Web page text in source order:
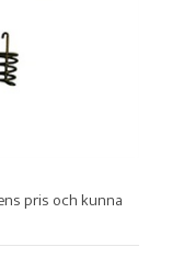
pris och kunna